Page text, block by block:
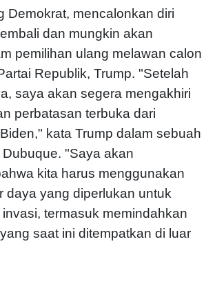
Demokrat, mencalonkan diri
dan mungkin akan
pemilihan ulang melawan calon
Republik, Trump. "Setelah
saya akan segera mengakhiri
perbatasan terbuka dari
kata Trump dalam sebuah
"Saya akan
kita harus menggunakan
daya yang diperlukan untuk
termasuk memindahkan
saat ini ditempatkan di luar